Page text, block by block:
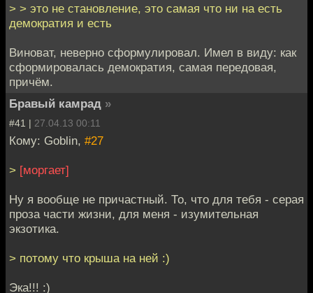
> > это не становление, это самая что ни на есть
демократия и есть
Виноват, неверно сформулировал. Имел в виду: как
сформировалась демократия, самая передовая,
причём.
Бравый камрад »
#41 | 27.04.13 00:11
Кому: Goblin, #27
> [моргает]
Ну я вообще не причастный. То, что для тебя - серая
проза части жизни, для меня - изумительная
экзотика.
> потому что крыша на ней :)
Эка!!! :)